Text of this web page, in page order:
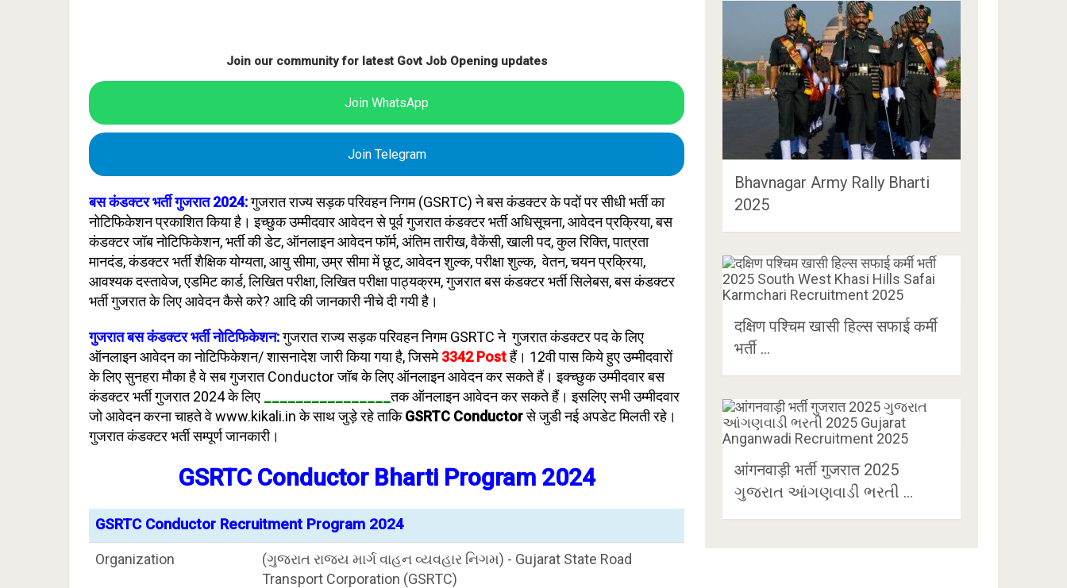
Join our community for latest Govt Job Opening updates
Join WhatsApp
Join Telegram
बस कंडक्टर भर्ती गुजरात 2024:गुजरात राज्य सड़क परिवहन निगम (GSRTC) ने बस कंडक्टर के पदों पर सीधी भर्ती का
नोटिफिकेशन प्रकाशित किया है। इच्छुक उम्मीदवार आवेदन से पूर्व गुजरात कंडक्टर भर्ती अधिसूचना, आवेदन प्रक्रिया, बस
कंडक्टर जॉब नोटिफिकेशन, भर्ती की डेट, ऑनलाइन आवेदन फॉर्म, अंतिम तारीख, वैकेंसी, खाली पद, कुल रिक्ति, पात्रता
मानदंड, कंडक्टर भर्ती शैक्षिक योग्यता, आयु सीमा, उम्र सीमा में छूट, आवेदन शुल्क, परीक्षा शुल्क, वेतन, चयन प्रक्रिया,
आवश्यक दस्तावेज, एडमिट कार्ड, लिखित परीक्षा, लिखित परीक्षा पाठ्यक्रम, गुजरात बस कंडक्टर भर्ती सिलेबस, बस कंडक्टर
भर्ती गुजरात के लिए आवेदन कैसे करे? आदि की जानकारी नीचे दी गयी है।
गुजरात बस कंडक्टर भर्ती नोटिफिकेशन:गुजरात राज्य सड़क परिवहन निगम GSRTC ने गुजरात कंडक्टर पद के लिए
ऑनलाइन आवेदन का नोटिफिकेशन/ शासनादेश जारी किया गया है, जिसमे 3342 Postहैं। 12वी पास किये हुए उम्मीदवारों
के लिए सुनहरा मौका है वे सब गुजरात Conductor जॉब के लिए ऑनलाइन आवेदन कर सकते हैं। इक्च्छुक उम्मीदवार बस
कंडक्टर भर्ती गुजरात 2024 के लिए
________________तक ऑनलाइन आवेदन कर सकते हैं। इसलिए सभी उम्मीदवार
जो आवेदन करना चाहते वे www.kikali.in के साथ जुड़े रहे ताकिGSRTC Conductorसे जुडी नई अपडेट मिलती रहे।
गुजरात कंडक्टर भर्ती सम्पूर्ण जानकारी।
GSRTC Conductor Bharti Program 2024
GSRTC Conductor Recruitment Program 2024
Organization
(ગુજરાત રાજ્ય માર્ગ વાહન વ્યવહાર નિગમ) - Gujarat State Road
Transport Corporation (GSRTC)
Bhavnagar Army Rally Bharti
2025
दक्षिण पश्चिम खासी हिल्स सफाई कर्मी
भर्ती …
आंगनवाड़ी भर्ती गुजरात 2025
ગુજરાત આંગણવાડી ભરતી …